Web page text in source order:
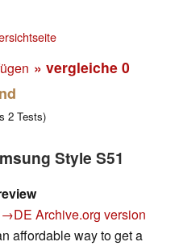
» vergleiche 0
2 Tests)
Style S51
Archive.org version
affordable way to get a